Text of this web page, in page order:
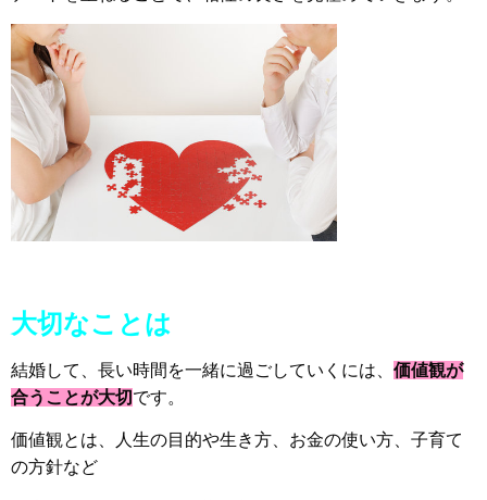
大切なことは
結婚して、長い時間を一緒に過ごしていくには、 価値観が
合うことが大切です。
価値観とは、人生の目的や生き方、お金の使い方、子育て
の方針など